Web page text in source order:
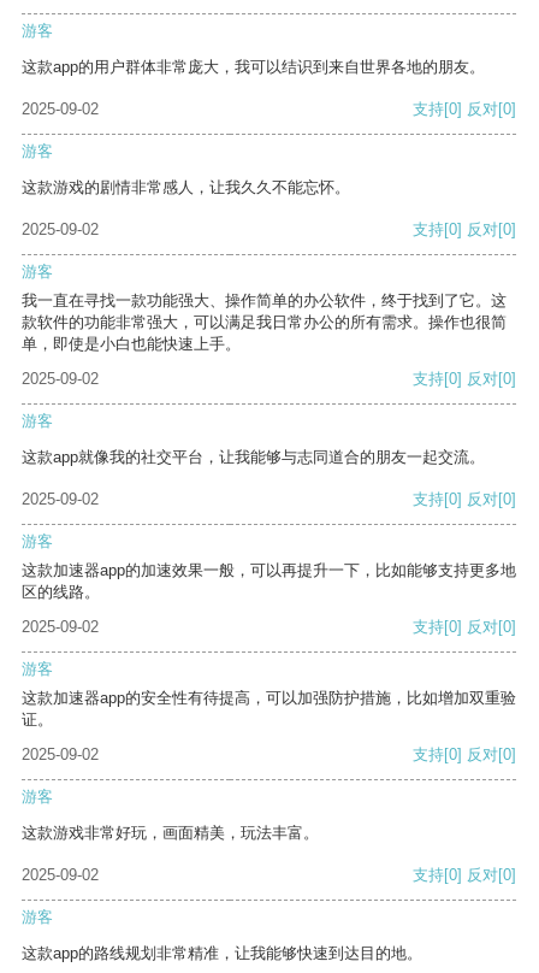
游客
这款app的用户群体非常庞大，我可以结识到来自世界各地的朋友。
2025-09-02 支持[0] 反对[0]
游客
这款游戏的剧情非常感人，让我久久不能忘怀。
2025-09-02 支持[0] 反对[0]
游客
我一直在寻找一款功能强大、操作简单的办公软件，终于找到了它。这
款软件的功能非常强大，可以满足我日常办公的所有需求。操作也很简
单，即使是小白也能快速上手。
2025-09-02
支持[0] 反对[0]
游客
这款app就像我的社交平台，让我能够与志同道合的朋友一起交流。
2025-09-02 支持[0] 反对[0]
游客
这款加速器app的加速效果一般，可以再提升一下，比如能够支持更多地
区的线路。
2025-09-02
支持[0] 反对[0]
游客
这款加速器app的安全性有待提高，可以加强防护措施，比如增加双重验
证。
2025-09-02
支持[0] 反对[0]
游客
这款游戏非常好玩，画面精美，玩法丰富。
2025-09-02 支持[0] 反对[0]
游客
这款app的路线规划非常精准，让我能够快速到达目的地。